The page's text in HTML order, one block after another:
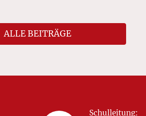
ALLE BEITRÄGE
Schulleitung: